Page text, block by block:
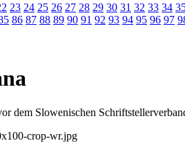
23 24 25 26 27 28 29 30 31 32 33 34
86 87 88 89 90 91 92 93 94 95 96 97
dem Slowenischen